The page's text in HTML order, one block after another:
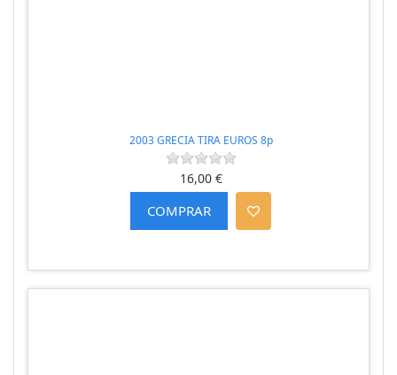
2003 GRECIA TIRA EUROS 8p
16,00 €